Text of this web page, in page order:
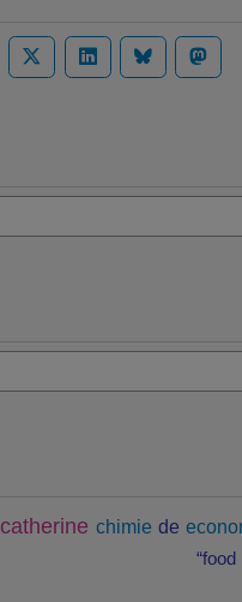
catherine chimie de
“food